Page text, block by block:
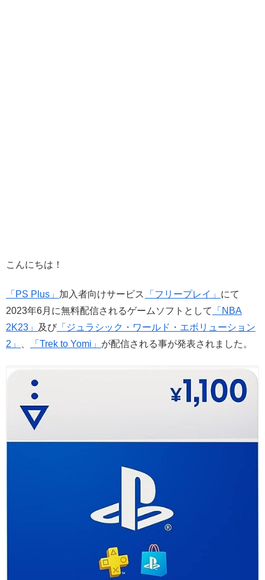
こんにちは！
「PS Plus」 加入者向けサービス 「フリープレイ」 にて
2023年6月に無料配信されるゲームソフトとして
「NBA
2K23」
及び 「ジュラシック・ワールド・エボリューション
2」
「Trek to Yomi 」 が配信される事が発表されました。